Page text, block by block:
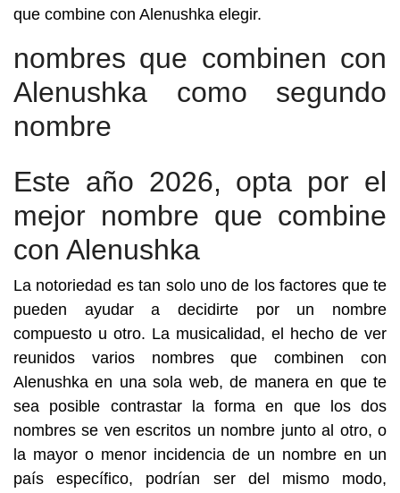
que combine con Alenushka elegir.
nombres que combinen con
Alenushka como segundo
nombre
Este año 2026, opta por el
mejor nombre que combine
con Alenushka
La notoriedad es tan solo uno de los factores que te
pueden ayudar a decidirte por un nombre
compuesto u otro. La musicalidad, el hecho de ver
reunidos varios nombres que combinen con
Alenushka en una sola web, de manera en que te
sea posible contrastar la forma en que los dos
nombres se ven escritos un nombre junto al otro, o
la mayor o menor incidencia de un nombre en un
país específico, podrían ser del mismo modo,